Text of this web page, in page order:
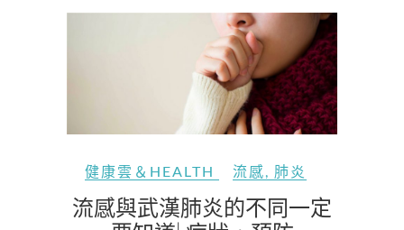
健康雲＆HEALTH 流感, 肺炎
流感與武漢肺炎的不同一定